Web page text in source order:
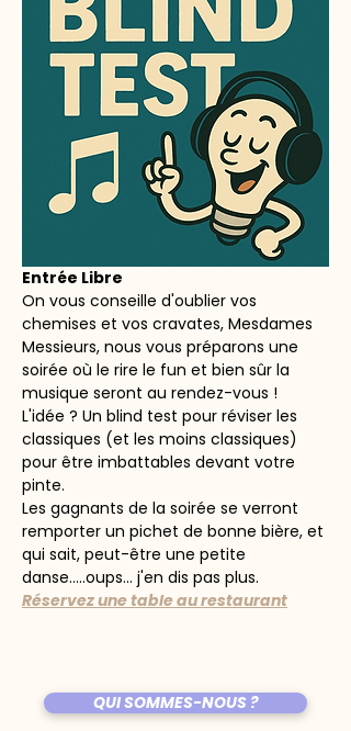
Entrée Libre
On vous conseille d'oublier vos
chemises et vos cravates, Mesdames
Messieurs, nous vous préparons une
soirée où le rire le fun et bien sûr la
musique seront au rendez-vous !
L'idée ? Un blind test pour réviser les
classiques (et les moins classiques)
pour être imbattables devant votre
pinte.
Les gagnants de la soirée se verront
remporter un pichet de bonne bière, et
qui sait, peut-être une petite
danse.....oups... j'en dis pas plus.
Réservez une table au restaurant
QUI SOMMES-NOUS ?